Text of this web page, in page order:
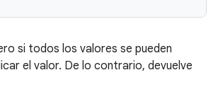
si todos los valores se pueden
el valor. De lo contrario, devuelve